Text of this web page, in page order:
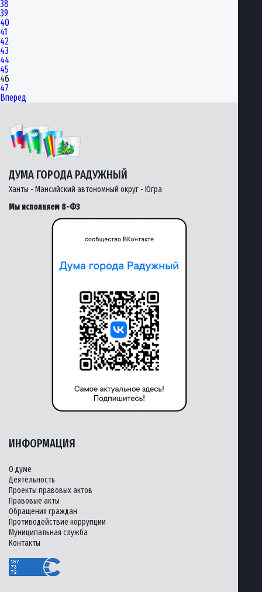
38
39
40
41
42
43
44
45
46
47
Вперед
ДУМА ГОРОДА РАДУЖНЫЙ
Ханты - Мансийский автономный округ - Югра
Мы исполняем 8-ФЗ
ИНФОРМАЦИЯ
О думе
Деятельность
Проекты правовых актов
Правовые акты
Обращения граждан
Противодействие коррупции
Муниципальная служба
Контакты